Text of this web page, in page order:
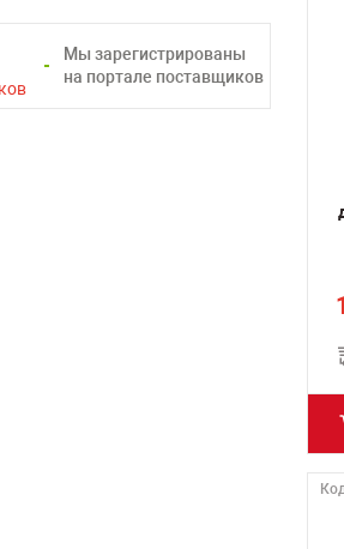
Мы зарегистрированы
на портале поставщиков